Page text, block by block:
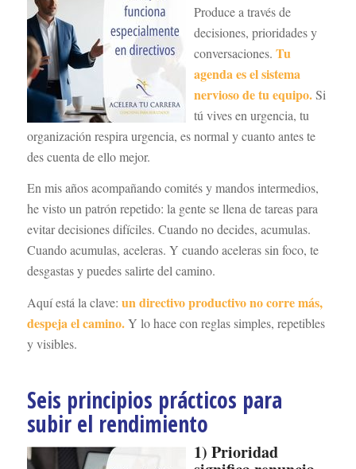
Produce a través de
decisiones, prioridades y
conversaciones. Tu
agenda es el sistema
nervioso de tu equipo.Si
tú vives en urgencia, tu
organización respira urgencia, es normal y cuanto antes te
des cuenta de ello mejor.
En mis años acompañando comités y mandos intermedios,
he visto un patrón repetido: la gente se llena de tareas para
evitar decisiones difíciles. Cuando no decides, acumulas.
Cuando acumulas, aceleras. Y cuando aceleras sin foco, te
desgastas y puedes salirte del camino.
Aquí está la clave: un directivo productivo no corre más,
despeja el camino.Y lo hace con reglas simples, repetibles
y visibles.
Seis principios prácticos para
subir el rendimiento
1) Prioridad